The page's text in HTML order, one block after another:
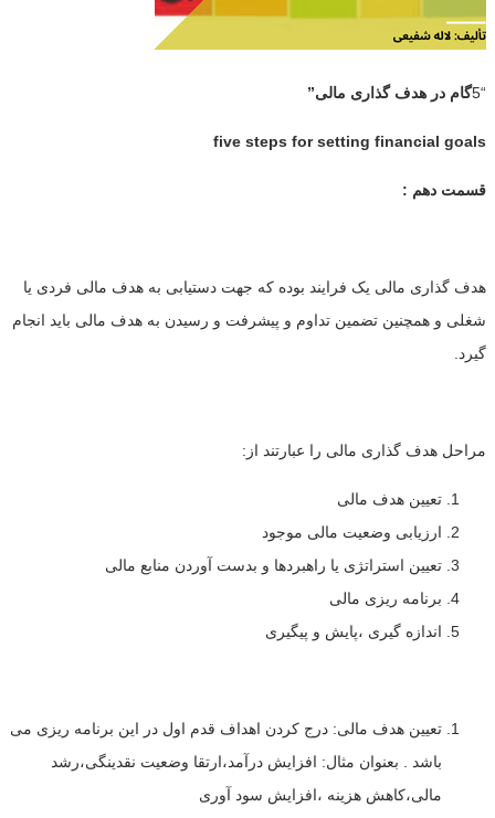
“5 گام در هدف گذاری مالی”
five steps for setting financial goals
قسمت دهم :
هدف گذاری مالی یک فرایند بوده که جهت دستیابی به هدف مالی فردی یا
شغلی و همچنین تضمین تداوم و پیشرفت و رسیدن به هدف مالی باید انجام
گیرد.
مراحل هدف گذاری مالی را عبارتند از:
تعیین هدف مالی
ارزیابی وضعیت مالی موجود
تعیین استراتژی یا راهبردها و بدست آوردن منابع مالی
برنامه ریزی مالی
اندازه گیری ،پایش و پیگیری
تعیین هدف مالی: درج کردن اهداف قدم اول در این برنامه ریزی می
باشد . بعنوان مثال: افزایش درآمد،ارتقا وضعیت نقدینگی،رشد
مالی،کاهش هزینه ،افزایش سود آوری